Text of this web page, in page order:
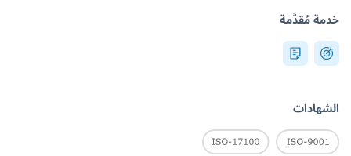
خدمة مُقدَّمة
الشهادات